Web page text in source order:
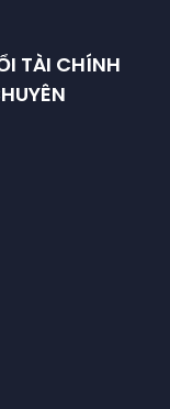
TÀI CHÍNH